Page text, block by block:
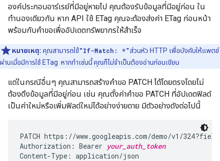
องค์ประกอบอาร์เรย์ที่มีอยู่หายไป คุณต้องรับข้อมูลที่มีอยู่ก่อน ใน
ทำนองเดียวกัน หาก API ใช้ ETag คุณจะต้องส่งค่า ETag ก่อนหน้า
พร้อมกับคำขอเพื่ออัปเดตทรัพยากรให้สำเร็จ
หมายเหตุ: คุณสามารถใช้"If-Match: *"ส่วนหัว HTTP เพื่อบังคับให้แพตช์
ผ่านเมื่อมีการใช้ ETag หากทำเช่นนี้ คุณก็ไม่จำเป็นต้องอ่านก่อนเขียน
แต่ในกรณีอื่นๆ คุณสามารถสร้างคำขอ PATCH ได้โดยตรงโดยไม่
ต้องดึงข้อมูลที่มีอยู่ก่อน เช่น คุณตั้งค่าคำขอ PATCH ที่อัปเดตฟิลด์
เป็นค่าใหม่หรือเพิ่มฟิลด์ใหม่ได้อย่างง่ายดาย มีตัวอย่างดังต่อไปนี้
PATCH https://www.googleapis.com/demo/v1/
Authorization: Bearer your_auth_token
Content-Type: application/json